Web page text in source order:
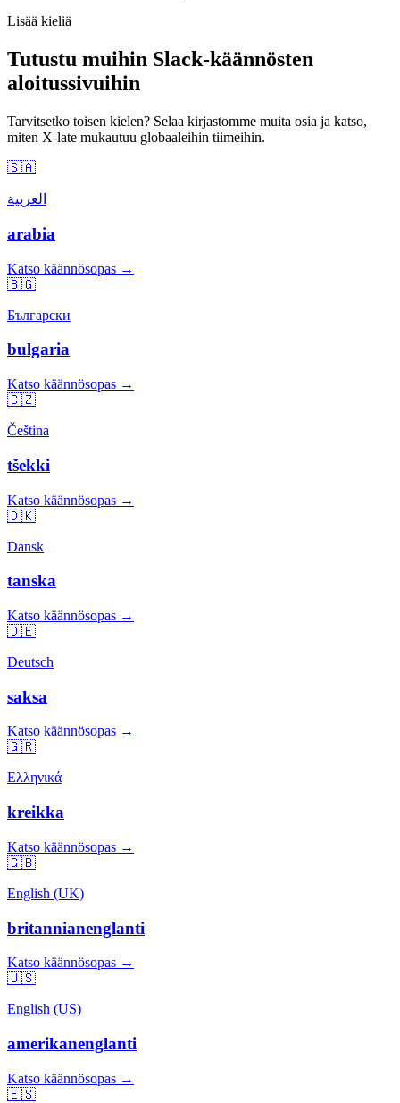
Lisää kieliä
Tutustu muihin Slack-käännösten
aloitussivuihin
Tarvitsetko toisen kielen? Selaa kirjastomme muita osia ja katso,
miten X-late mukautuu globaaleihin tiimeihin.
🇸🇦
العربية
arabia
Katso käännösopas →
🇧🇬
Български
bulgaria
Katso käännösopas →
🇨🇿
Čeština
tšekki
Katso käännösopas →
🇩🇰
Dansk
tanska
Katso käännösopas →
🇩🇪
Deutsch
saksa
Katso käännösopas →
🇬🇷
Ελληνικά
kreikka
Katso käännösopas →
🇬🇧
English (UK)
britannianenglanti
Katso käännösopas →
🇺🇸
English (US)
amerikanenglanti
Katso käännösopas →
🇪🇸